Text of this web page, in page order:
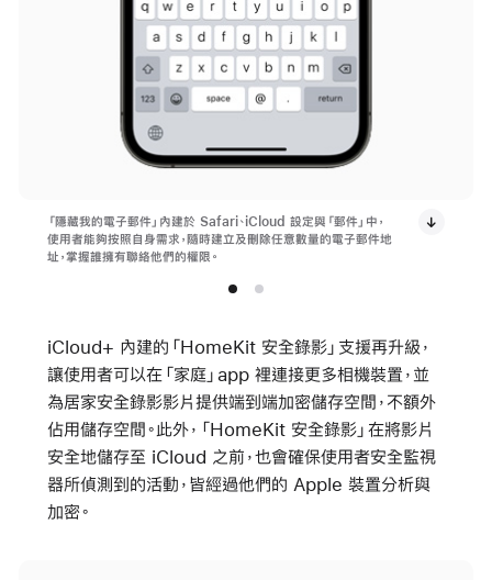
「隱藏我的電子郵件」內建於 Safari、iCloud 設定與「郵件」中，
使用者能夠按照自身需求，隨時建立及刪除任意數量的電子郵件地
址，掌握誰擁有聯絡他們的權限。
iCloud+ 內建的「HomeKit 安全錄影」支援再升級，
讓使用者可以在「家庭」app 裡連接更多相機裝置，並
為居家安全錄影影片提供端到端加密儲存空間，不額外
佔用儲存空間。此外，「HomeKit 安全錄影」在將影片
安全地儲存至 iCloud 之前，也會確保使用者安全監視
器所偵測到的活動，皆經過他們的 Apple 裝置分析與
加密。